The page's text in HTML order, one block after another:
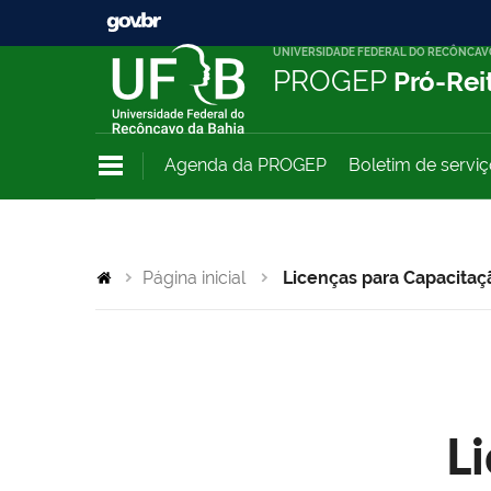
UNIVERSIDADE FEDERAL DO
PROGEP Pró-
Agenda da PROGEP Boletim de
Página inicial Licenças para